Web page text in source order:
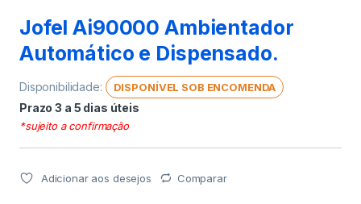
Jofel Ai90000 Ambientador
Automático e Dispensado.
Disponibilidade: DISPONÍVEL SOB ENCOMENDA
Prazo 3 a 5 dias úteis
*sujeito a confirmação
Adicionar aos desejos Comparar